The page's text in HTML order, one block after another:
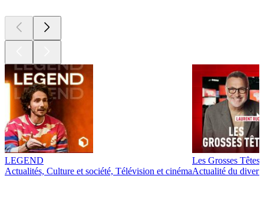
LEGEND
Actualités, Culture et société, Télévision et cinéma
Les Grosses Têtes
Actualité du